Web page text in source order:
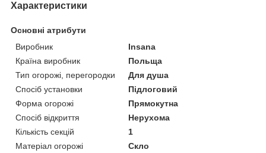
Характеристики
Основні атрибути
Виробник
Insana
Країна виробник
Польща
Тип огорожі, перегородки
Для душа
Спосіб установки
Підлоговий
Форма огорожі
Прямокутна
Спосіб відкриття
Нерухома
Кількість секцій
1
Матеріал огорожі
Скло